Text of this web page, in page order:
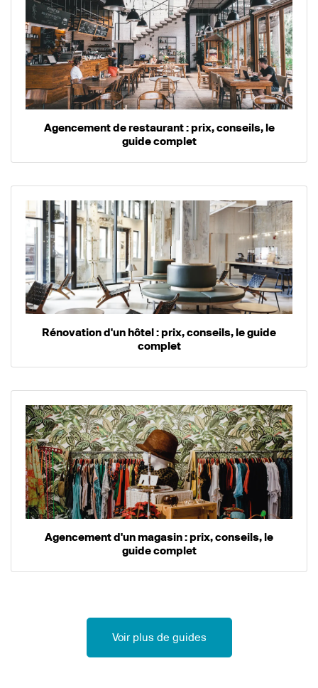
Agencement de restaurant : prix, conseils, le
guide complet
Rénovation d'un hôtel : prix, conseils, le guide
complet
Agencement d'un magasin : prix, conseils, le
guide complet
Voir plus de guides